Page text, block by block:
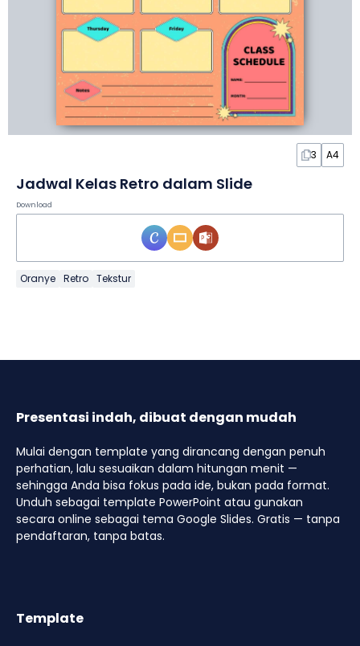
3 A4
Jadwal Kelas Retro dalam Slide
Download
Oranye Retro Tekstur
Presentasi indah, dibuat dengan mudah
Mulai dengan template yang dirancang dengan penuh
perhatian, lalu sesuaikan dalam hitungan menit —
sehingga Anda bisa fokus pada ide, bukan pada format.
Unduh sebagai template PowerPoint atau gunakan
secara online sebagai tema Google Slides. Gratis — tanpa
pendaftaran, tanpa batas.
Template